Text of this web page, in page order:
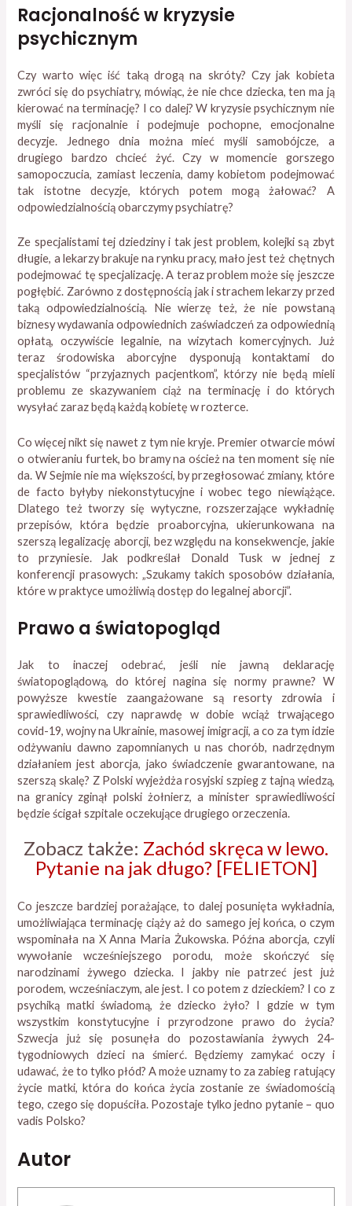
Racjonalność w kryzysie
psychicznym
Czy warto więc iść taką drogą na skróty? Czy jak kobieta
zwróci się do psychiatry, mówiąc, że nie chce dziecka, ten ma ją
kierować na terminację? I co dalej? W kryzysie psychicznym nie
myśli się racjonalnie i podejmuje pochopne, emocjonalne
decyzje. Jednego dnia można mieć myśli samobójcze, a
drugiego bardzo chcieć żyć. Czy w momencie gorszego
samopoczucia, zamiast leczenia, damy kobietom podejmować
tak istotne decyzje, których potem mogą żałować? A
odpowiedzialnością obarczymy psychiatrę?
Ze specjalistami tej dziedziny i tak jest problem, kolejki są zbyt
długie, a lekarzy brakuje na rynku pracy, mało jest też chętnych
podejmować tę specjalizację. A teraz problem może się jeszcze
pogłębić. Zarówno z dostępnością jak i strachem lekarzy przed
taką odpowiedzialnością. Nie wierzę też, że nie powstaną
biznesy wydawania odpowiednich zaświadczeń za odpowiednią
opłatą, oczywiście legalnie, na wizytach komercyjnych. Już
teraz środowiska aborcyjne dysponują kontaktami do
specjalistów “przyjaznych pacjentkom”, którzy nie będą mieli
problemu ze skazywaniem ciąż na terminację i do których
wysyłać zaraz będą każdą kobietę w rozterce.
Co więcej nikt się nawet z tym nie kryje. Premier otwarcie mówi
o otwieraniu furtek, bo bramy na oścież na ten moment się nie
da. W Sejmie nie ma większości, by przegłosować zmiany, które
de facto byłyby niekonstytucyjne i wobec tego niewiążące.
Dlatego też tworzy się wytyczne, rozszerzające wykładnię
przepisów, która będzie proaborcyjna, ukierunkowana na
szerszą legalizację aborcji, bez względu na konsekwencje, jakie
to przyniesie. Jak podkreślał Donald Tusk w jednej z
konferencji prasowych: „Szukamy takich sposobów działania,
które w praktyce umożliwią dostęp do legalnej aborcji”.
Prawo a światopogląd
Jak to inaczej odebrać, jeśli nie jawną deklarację
światopoglądową, do której nagina się normy prawne? W
powyższe kwestie zaangażowane są resorty zdrowia i
sprawiedliwości, czy naprawdę w dobie wciąż trwającego
covid-19, wojny na Ukrainie, masowej imigracji, a co za tym idzie
odżywaniu dawno zapomnianych u nas chorób, nadrzędnym
działaniem jest aborcja, jako świadczenie gwarantowane, na
szerszą skalę? Z Polski wyjeżdża rosyjski szpieg z tajną wiedzą,
na granicy zginął polski żołnierz, a minister sprawiedliwości
będzie ścigał szpitale oczekujące drugiego orzeczenia.
Zobacz także: Zachód skręca w lewo.
Pytanie na jak długo? [FELIETON]
Co jeszcze bardziej porażające, to dalej posunięta wykładnia,
umożliwiająca terminację ciąży aż do samego jej końca, o czym
wspominała na X Anna Maria Żukowska. Późna aborcja, czyli
wywołanie wcześniejszego porodu, może skończyć się
narodzinami żywego dziecka. I jakby nie patrzeć jest już
porodem, wcześniaczym, ale jest. I co potem z dzieckiem? I co z
psychiką matki świadomą, że dziecko żyło? I gdzie w tym
wszystkim konstytucyjne i przyrodzone prawo do życia?
Szwecja już się posunęła do pozostawiania żywych 24-
tygodniowych dzieci na śmierć. Będziemy zamykać oczy i
udawać, że to tylko płód? A może uznamy to za zabieg ratujący
życie matki, która do końca życia zostanie ze świadomością
tego, czego się dopuściła. Pozostaje tylko jedno pytanie – quo
vadis Polsko?
Autor